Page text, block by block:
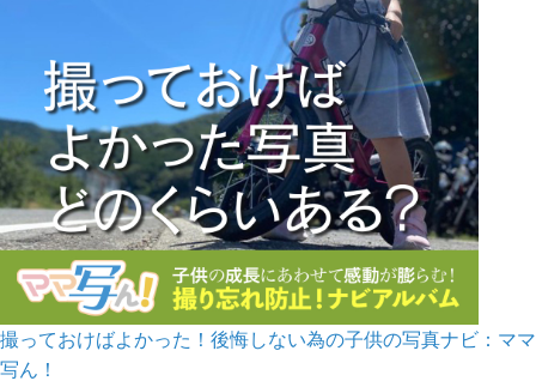
撮っておけばよかった！後悔しない為の子供の写真ナビ：ママ
写ん！